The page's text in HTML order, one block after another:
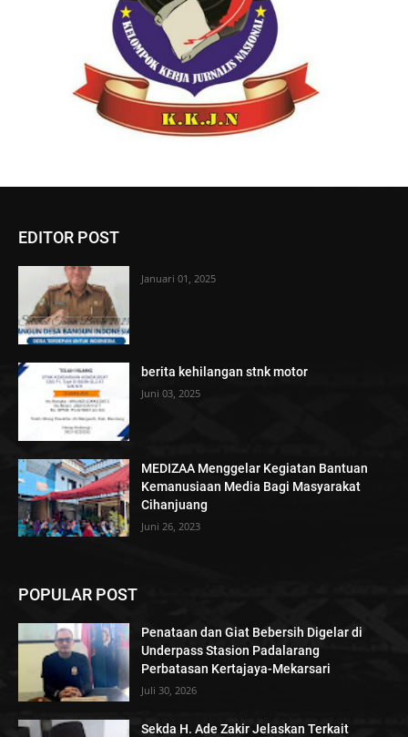
EDITOR POST
Januari 01, 2025
berita kehilangan stnk motor
Juni 03, 2025
MEDIZAA Menggelar Kegiatan Bantuan
Kemanusiaan Media Bagi Masyarakat
Cihanjuang
Juni 26, 2023
POPULAR POST
Penataan dan Giat Bebersih Digelar di
Underpass Stasion Padalarang
Perbatasan Kertajaya-Mekarsari
Juli 30, 2026
Sekda H. Ade Zakir Jelaskan Terkait